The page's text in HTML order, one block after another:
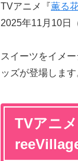
TVアニメ『薫る
2025年11月10日
スイーツをイメ
ッズが登場します
TVアニ